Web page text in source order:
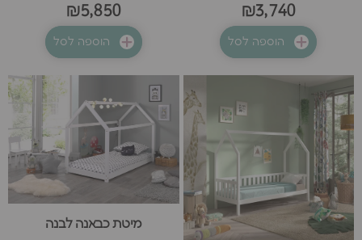
₪3,740
הוספה לסל
₪5,850
הוספה לסל
מיטת כבאנה לבנה